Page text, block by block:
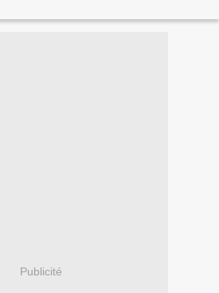
Publicité